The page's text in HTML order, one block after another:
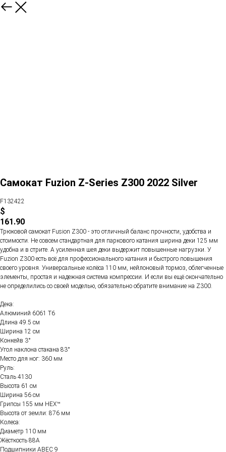
Самокат Fuzion Z-Series Z300 2022 Silver
F132422
$
161.90
Трюковой самокат Fusion Z300 - это отличный баланс прочности, удобства и
стоимости. Не совсем стандартная для паркового катания ширина деки 125 мм
удобна и в стрите. А усиленная шея деки выдержит повышенные нагрузки. У
Fuzion Z300 есть всё для профессионального катания и быстрого повышения
своего уровня. Универсальные колёса 110 мм, нейлоновый тормоз, облегченные
элементы, простая и надежная система компрессии. И если вы ещё окончательно
не определились со своей моделью, обязательно обратите внимание на Z300.
Дека:
Алюминий 6061 Т6
Длина 49.5 см
Ширина 12 см
Конкейв 3°
Угол наклона стакана 83°
Место для ног: 360 мм
Руль:
Сталь 4130
Высота 61 см
Ширина 56 см
Грипсы 155 мм HEX™
Высота от земли: 876 мм
Колеса:
Диаметр 110 мм
Жёсткость 88А
Подшипники ABEC 9